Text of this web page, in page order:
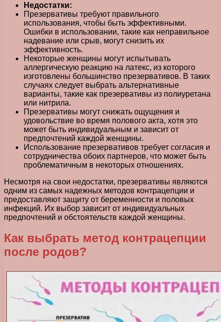
Недостатки:
Презервативы требуют правильного
использования, чтобы быть эффективными.
Ошибки в использовании, такие как неправильное
надевание или срыв, могут снизить их
эффективность.
Некоторые женщины могут испытывать
аллергическую реакцию на латекс, из которого
изготовлены большинство презервативов. В таких
случаях следует выбрать альтернативные
варианты, такие как презервативы из полиуретана
или нитрила.
Презервативы могут снижать ощущения и
удовольствие во время полового акта, хотя это
может быть индивидуальным и зависит от
предпочтений каждой женщины.
Использование презервативов требует согласия и
сотрудничества обоих партнеров, что может быть
проблематичным в некоторых отношениях.
Несмотря на свои недостатки, презервативы являются
одним из самых надежных методов контрацепции и
предоставляют защиту от беременности и половых
инфекций. Их выбор зависит от индивидуальных
предпочтений и обстоятельств каждой женщины.
Как выбрать метод контрацепции
после родов?